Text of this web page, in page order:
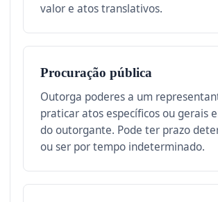
valor e atos translativos.
Procuração pública
Outorga poderes a um
praticar atos específicos ou gerais
do outorgante. Pode ter prazo
ou ser por tempo indeterminado.